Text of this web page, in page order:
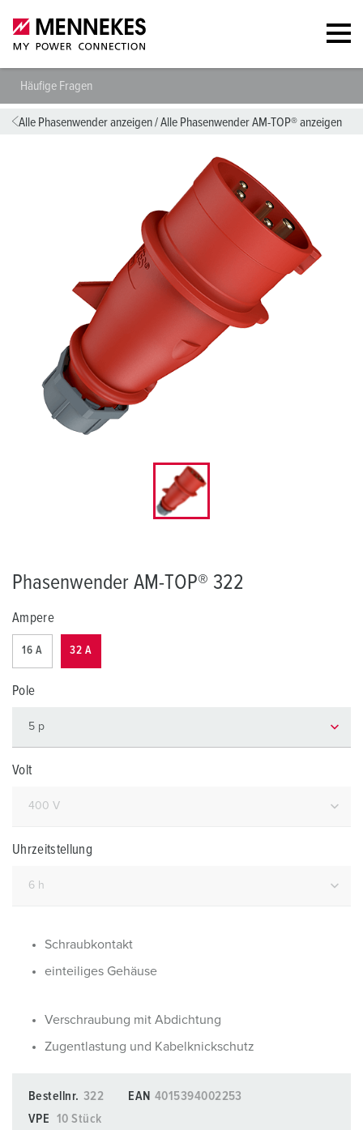
Häufige Fragen
Alle Phasenwender anzeigen/Alle Phasenwender AM-TOP® anzeigen
Phasenwender AM-TOP® 322
Ampere
16 A 32 A
Pole
Volt
Uhrzeitstellung
Schraubkontakt
einteiliges Gehäuse
Verschraubung mit Abdichtung
Zugentlastung und Kabelknickschutz
Bestellnr. 322 EAN 4015394002253
VPE
10 Stück